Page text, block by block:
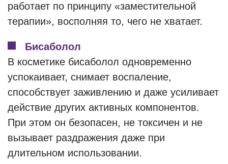
работает по принципу «заместительной
терапии», восполняя то, чего не хватает.
Бисаболол
В косметике бисаболол одновременно
успокаивает, снимает воспаление,
способствует заживлению и даже усиливает
действие других активных компонентов.
При этом он безопасен, не токсичен и не
вызывает раздражения даже при
длительном использовании.